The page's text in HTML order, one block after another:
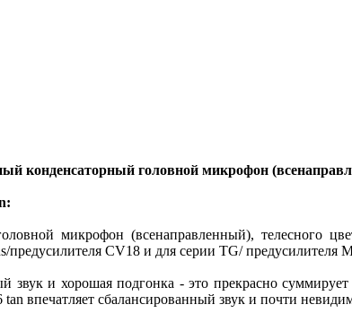
конденсаторный головной микрофон
микрофон (всенаправленный), телесного
предусилителя CV18 и для серии TG/
и хорошая подгонка - это прекрасно
впечатляет сбалансированный звук и почти